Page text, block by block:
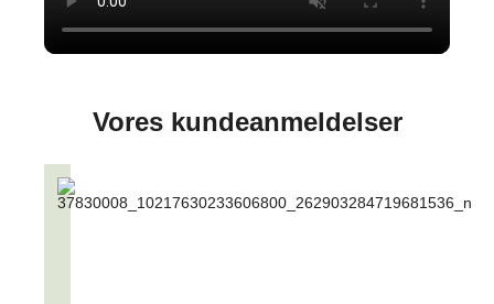
Vores kundeanmeldelser